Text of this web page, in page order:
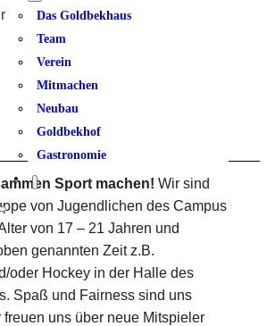
Das Goldbekhaus
Team
Verein
Mitmachen
Neubau
Goldbekhof
Gastronomie
Sport machen! Wir sind
von Jugendlichen des Campus
von 17 – 21 Jahren und
genannten Zeit z.B.
oder Hockey in der Halle des
Spaß und Fairness sind uns
uns über neue Mitspieler